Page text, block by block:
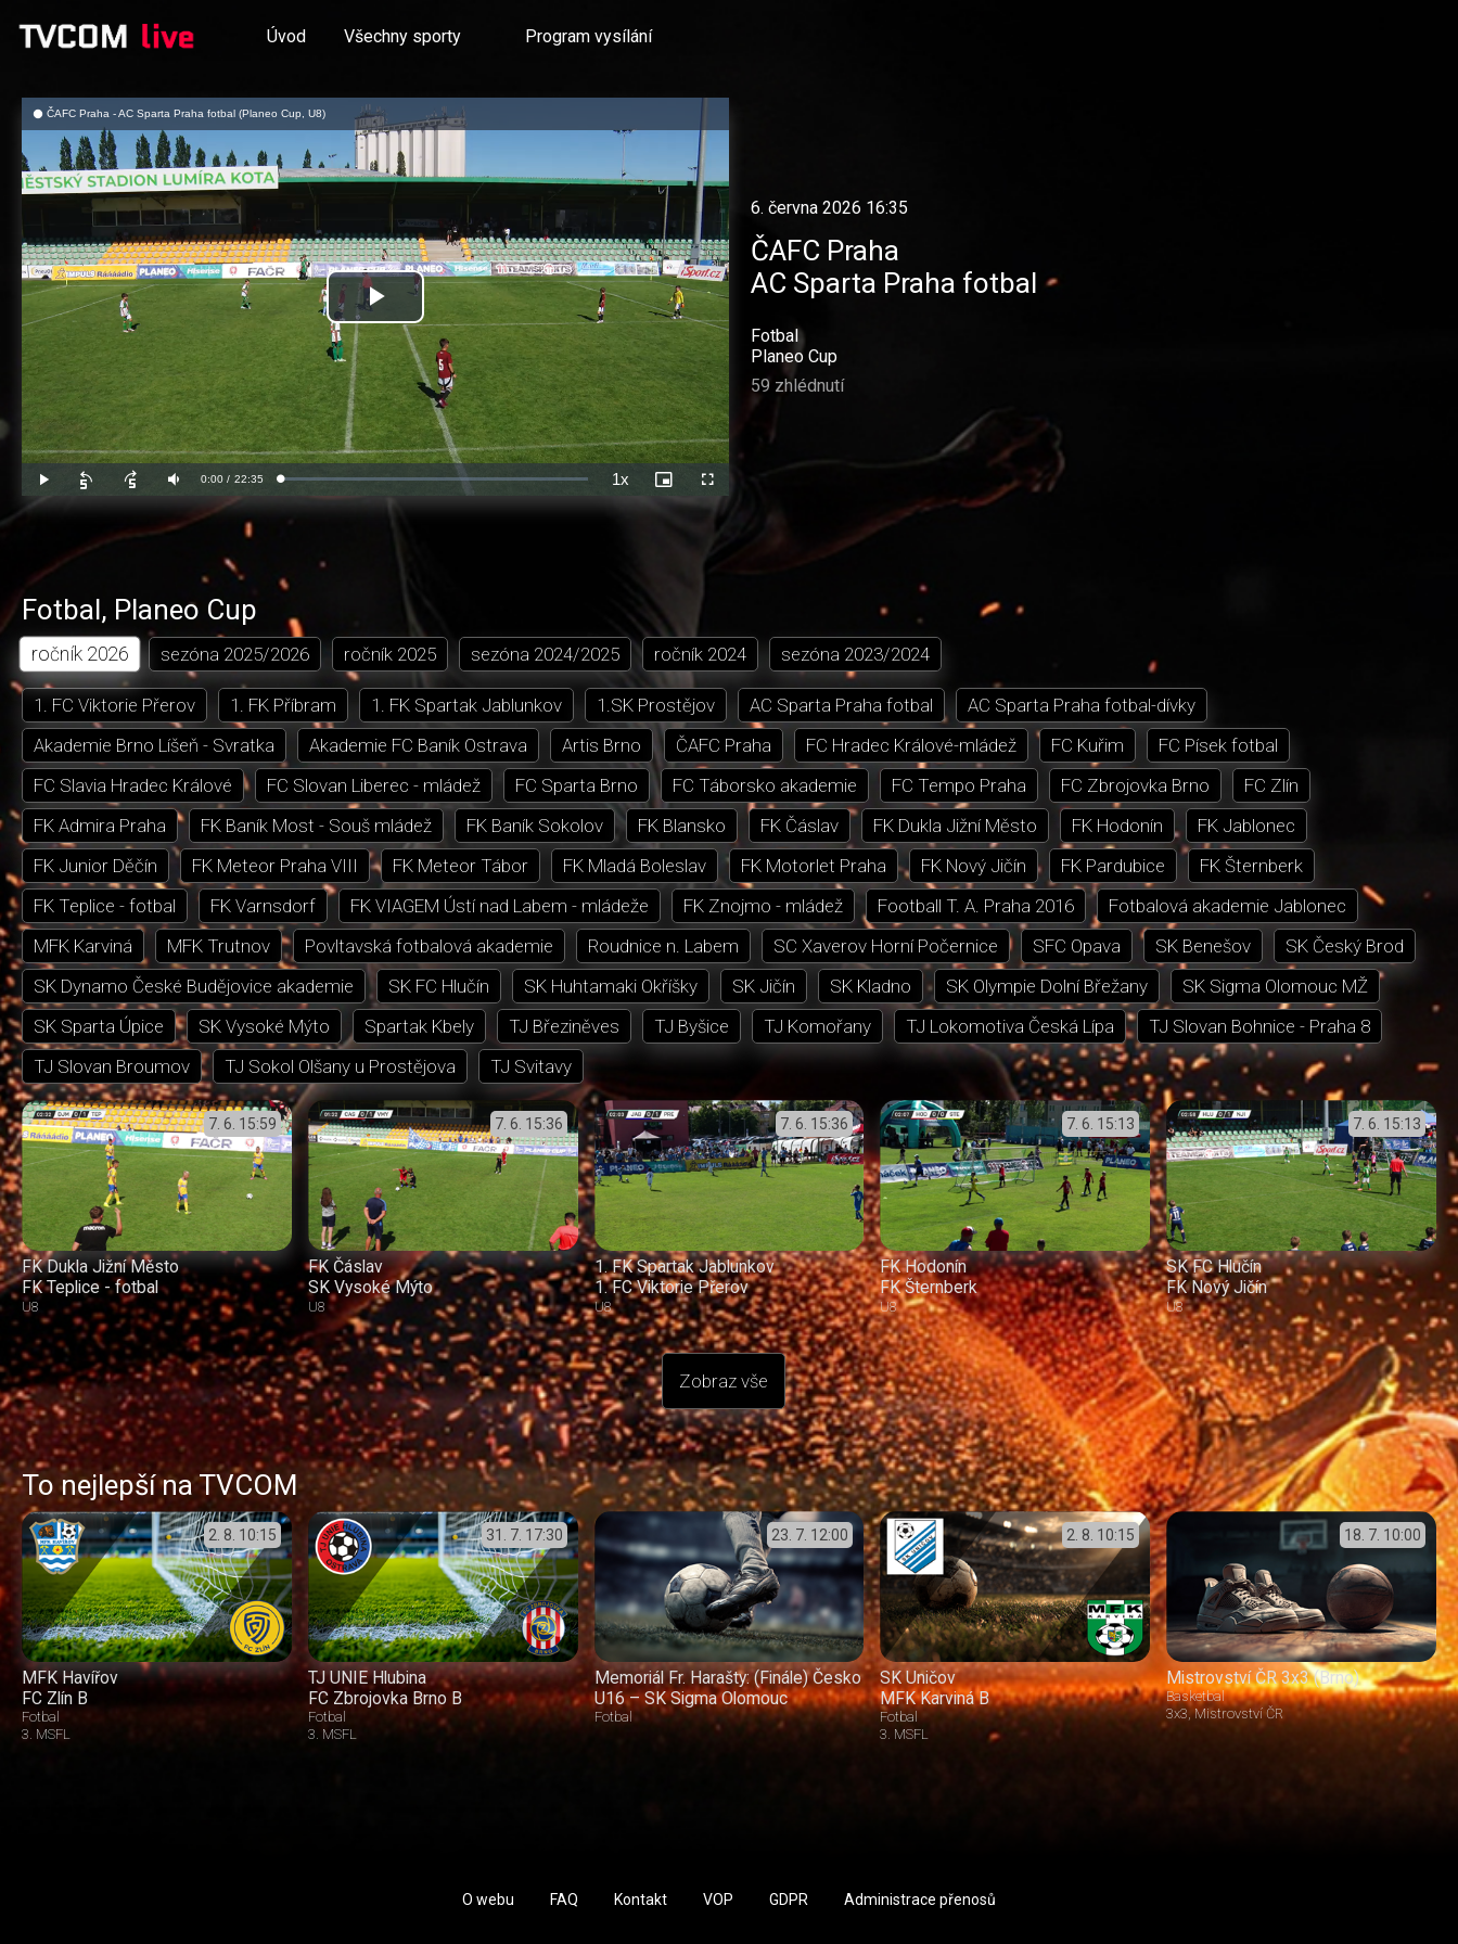
Úvod Všechny sporty Program vysílání
Přehrát
video
Přehrát
Posunout
dozadu
Posunout
dopředu
ZtlumitAktuální
čas
0:00 / Doba
22:35 Načteno:
1xRychlostPicture-
Picture
Celá
obrazovka
ČAFC Praha - AC Sparta Praha fotbal (Planeo Cup, U8)
6. června 2026 16:35
ČAFC Praha
AC Sparta Praha fotbal
Fotbal
Planeo Cup
59 zhlédnutí
Fotbal, Planeo Cup
ročník 2026 sezóna 2025/2026 ročník 2025 sezóna 2024/2025 ročník 2024 sezóna 2023/2024
1. FC Viktorie Přerov 1. FK Příbram 1. FK Spartak Jablunkov 1.SK Prostějov AC Sparta Praha fotbal
AC Sparta Praha fotbal-dívky
Akademie Brno Líšeň - Svratka
Akademie FC Baník Ostrava Artis Brno ČAFC Praha FC Hradec Králové-mládež FC Kuřim
FC Písek fotbal
FC Slavia Hradec Králové
FC Slovan Liberec - mládež FC Sparta Brno FC Táborsko akademie FC Tempo Praha FC Zbrojovka Brno
FC Zlín
FK Admira Praha
FK Baník Most - Souš mládež FK Baník Sokolov FK Blansko FK Čáslav FK Dukla Jižní Město FK Hodonín
FK Jablonec
FK Junior Děčín
FK Meteor Praha VIII FK Meteor Tábor FK Mladá Boleslav FK Motorlet Praha FK Nový Jičín FK Pardubice
FK Šternberk
FK Teplice - fotbal
FK Varnsdorf FK VIAGEM Ústí nad Labem - mládeže FK Znojmo - mládež Football T. A. Praha 2016
Fotbalová akademie Jablonec
MFK Karviná
MFK Trutnov Povltavská fotbalová akademie Roudnice n. Labem SC Xaverov Horní Počernice SFC Opava SK Benešov
SK Český Brod
SK Dynamo České Budějovice akademie
SK FC Hlučín SK Huhtamaki Okříšky SK Jičín SK Kladno SK Olympie Dolní Břežany
SK Sigma Olomouc MŽ
SK Sparta Úpice
SK Vysoké Mýto Spartak Kbely TJ Březiněves TJ Byšice TJ Komořany TJ Lokomotiva Česká Lípa
TJ Slovan Bohnice - Praha 8
TJ Slovan Broumov
TJ Sokol Olšany u Prostějova TJ Svitavy
7. 6. 15:59
FK Dukla Jižní Město
FK Teplice - fotbal
U8
7. 6. 15:36
FK Čáslav
SK Vysoké Mýto
U8
7. 6. 15:36
1. FK Spartak Jablunkov
1. FC Viktorie Přerov
U8
7. 6. 15:13
FK Hodonín
FK Šternberk
U8
7. 6. 15:13
SK FC Hlučín
FK Nový Jičín
U8
Zobraz vše
To nejlepší na TVCOM
2. 8. 10:15
MFK Havířov
FC Zlín B
Fotbal
3. MSFL
31. 7. 17:30
TJ UNIE Hlubina
FC Zbrojovka Brno B
Fotbal
3. MSFL
23. 7. 12:00
Memoriál Fr. Harašty: (Finále) Česko
U16 – SK Sigma Olomouc
Fotbal
2. 8. 10:15
SK Uničov
MFK Karviná B
Fotbal
3. MSFL
18. 7. 10:00
Mistrovství ČR 3x3 (Brno)
Basketbal
3x3 Mistrovství ČR
O webu FAQ Kontakt VOP GDPR Administrace přenosů